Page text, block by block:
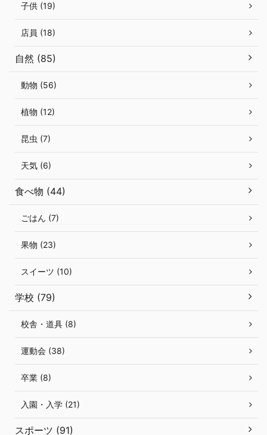
子供 (19)
店員 (18)
自然 (85)
動物 (56)
植物 (12)
昆虫 (7)
天気 (6)
食べ物 (44)
ごはん (7)
果物 (23)
スイーツ (10)
学校 (79)
校舎・道具 (8)
運動会 (38)
卒業 (8)
入園・入学 (21)
スポーツ (91)